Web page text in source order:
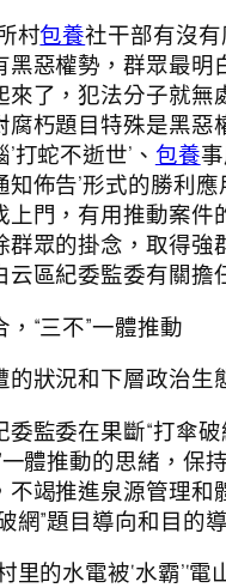
村包養社干部有沒
黑惡權勢，群眾最明
來了，犯法分子就無
腐朽題目特殊是黑惡
打蛇不逝世’、 包養
知佈告’形式的勝利
上門，有用推動案件
群眾的掛念，取得強
云區紀委監委有關擔
“三不”一體推動
的狀況和下層政治生
委監委在果斷“打傘
一體推動的思緒，保
不竭推進泉源管理和
網”題目導向和目的
里的水電被‘水霸’‘電